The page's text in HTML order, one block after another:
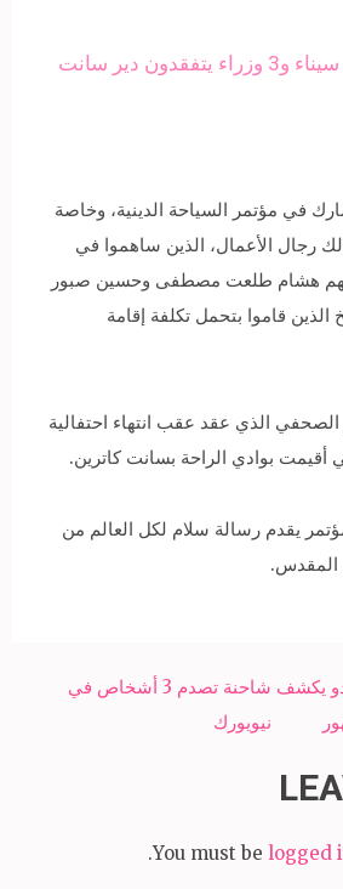
محافظ جنوب سيناء و3 وزراء يتفقدون دير سانت
في مؤتمر السياحة الدينية، وخاصة
رجال الأعمال، الذين ساهموا في
هشام طلعت مصطفى وحسين صبور
قاموا بتحمل تكلفة إقامة
الذي عقد عقب انتهاء احتفالية
أقيمت بوادي الراحة بسانت كاترين.
يقدم رسالة سلام لكل العالم من
المقدس.
شاحنة تصدم 3 أشخاص في
نيويورك
يكشف
You must be logged